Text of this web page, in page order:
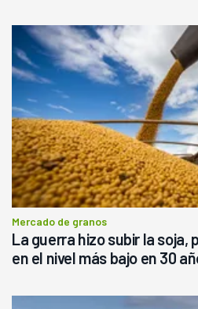
Mercado de granos
La guerra hizo subir la soja,
en el nivel más bajo en 30